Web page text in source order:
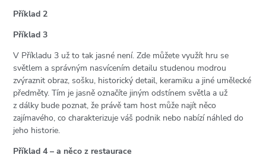
Příklad 2
Příklad 3
V Příkladu 3 už to tak jasné není. Zde můžete využít hru se
světlem a správným nasvícením detailu studenou modrou
zvýraznit obraz, sošku, historický detail, keramiku a jiné umělecké
předměty. Tím je jasně označíte jiným odstínem světla a už
z dálky bude poznat, že právě tam host může najít něco
zajímavého, co charakterizuje váš podnik nebo nabízí náhled do
jeho historie.
Příklad 4 – a něco z restaurace